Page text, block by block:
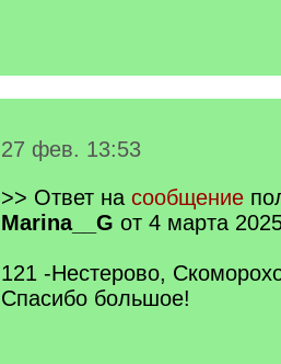
27 фев. 13:53
>> Ответ на сообщение
Marina__G от 4 марта
121 -Нестерово,
Спасибо большое!